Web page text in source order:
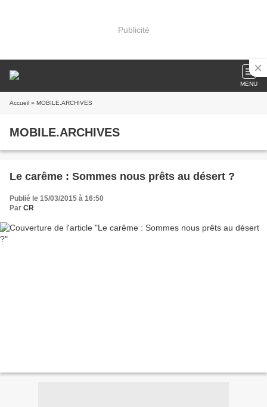
Publicité
MENU
Accueil » MOBILE.ARCHIVES
MOBILE.ARCHIVES
Le carême : Sommes nous prêts au désert ?
Publié le 15/03/2015 à 16:50
Par CR